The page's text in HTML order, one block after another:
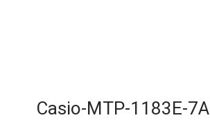
Casio-MTP-1183E-7A